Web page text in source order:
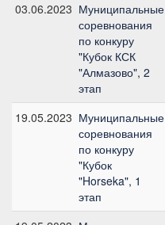
03.06.2023 Муниципальные
соревнования
по конкуру
"Кубок КСК
"Алмазово", 2
этап
19.05.2023 Муниципальные
соревнования
по конкуру
"Кубок
"Horseka", 1
этап